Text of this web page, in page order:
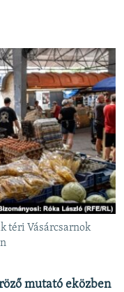
téri Vásárcsarnok
mutató eközben